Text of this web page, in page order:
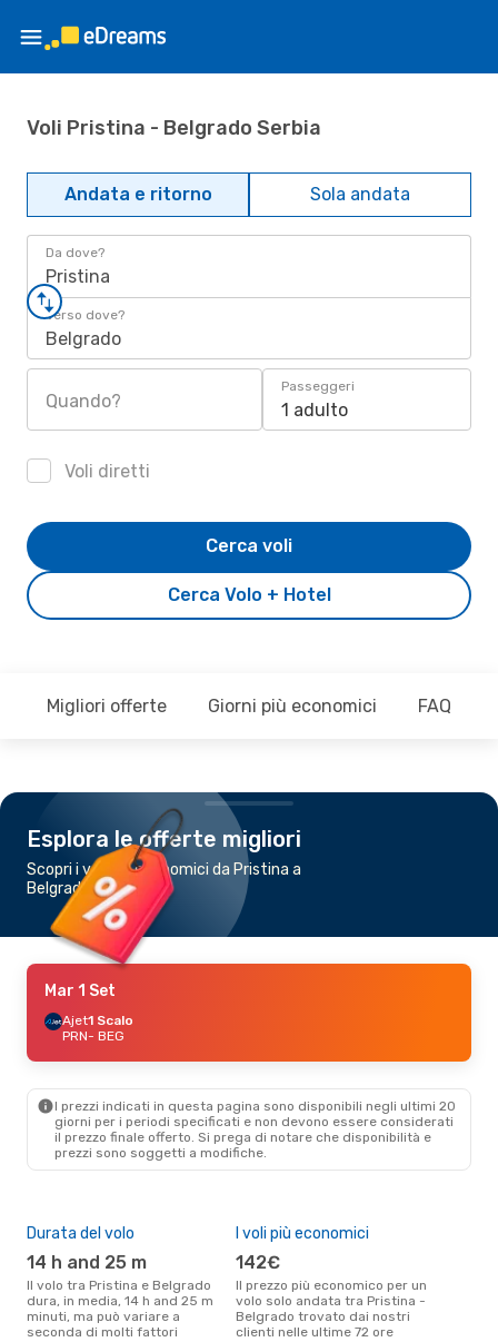
Voli Pristina - Belgrado Serbia
Andata e ritorno Sola andata
Da dove?
Pristina
Verso dove?
Belgrado
Quando?
Passeggeri
1 adulto
Voli diretti
Cerca Volo + Hotel
Cerca voli
Migliori offerte Giorni più economici FAQ
Esplora le offerte migliori
Scopri i voli più economici da Pristina a
Belgrado
Mar 1 Set
Ajet1 Scalo
PRN- BEG
I prezzi indicati in questa pagina sono disponibili negli ultimi 20
giorni per i periodi specificati e non devono essere considerati
il ​​prezzo finale offerto. Si prega di notare che disponibilità e
prezzi sono soggetti a modifiche.
Durata del volo
14 h and 25 m
Il volo tra Pristina e Belgrado
dura, in media, 14 h and 25 m
minuti, ma può variare a
seconda di molti fattori
I voli più economici
142€
Il prezzo più economico per un
volo solo andata tra Pristina -
Belgrado trovato dai nostri
clienti nelle ultime 72 ore